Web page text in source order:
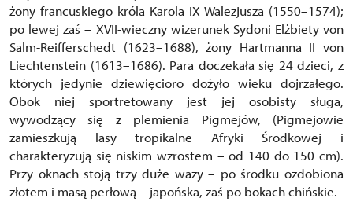
żony francuskiego króla Karola IX Walezjusza (1550–1574);
po lewej zaś – XVII-wieczny wizerunek Sydoni Elżbiety von
Salm-Reifferschedt (1623–1688), żony Hartmanna II von
Liechtenstein (1613–1686). Para doczekała się 24 dzieci, z
których jedynie dziewięcioro dożyło wieku dojrzałego.
Obok niej sportretowany jest jej osobisty sługa,
wywodzący się z plemienia Pigmejów, (Pigmejowie
zamieszkują lasy tropikalne Afryki Środkowej i
charakteryzują się niskim wzrostem – od 140 do 150 cm).
Przy oknach stoją trzy duże wazy – po środku ozdobiona
złotem i masą perłową – japońska, zaś po bokach chińskie.